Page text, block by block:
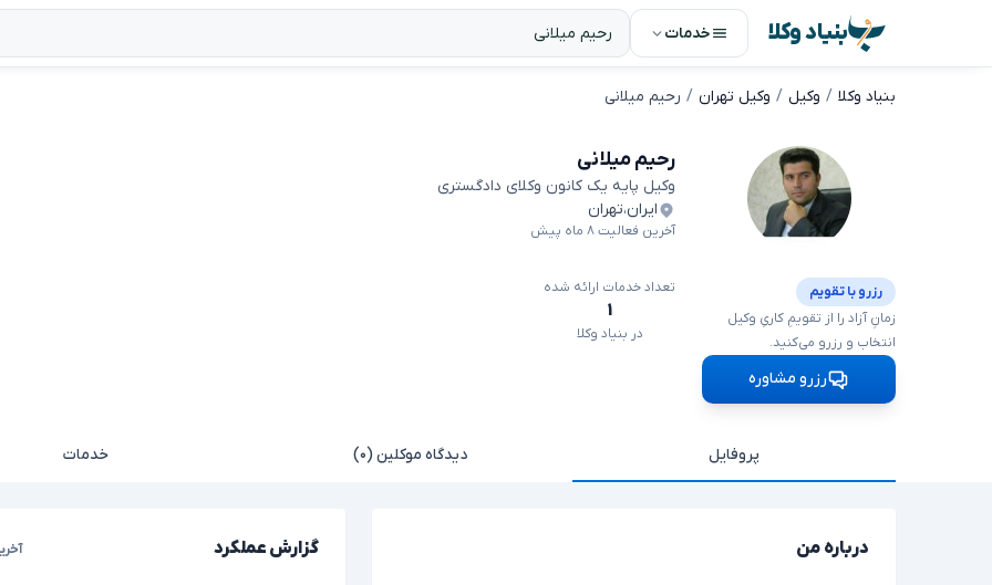
بنیاد وکلا خدمات
بنیاد وکلا وکیل وکیل تهران رحیم میلانی
رحیم میلانی
وکیل پایه یک کانون وکلای دادگستری
ایران،تهران
آخرین فعالیت ۸ ماه پیش
تعداد خدمات ارائه شده
۱
در بنیاد وکلا
رزرو با تقویم
زمانِ آزاد را از تقویمِ کاریِ وکیل
انتخاب و رزرو می‌کنید.
رزرو مشاوره
پروفایل دیدگاه موکلین (۰) خدمات
درباره من گزارش عملکرد